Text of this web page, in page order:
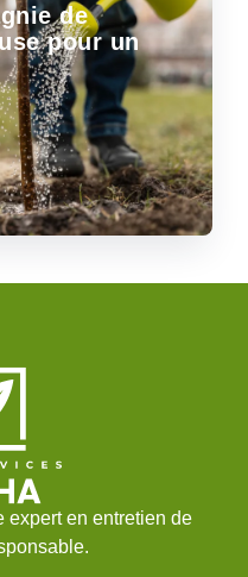
de
pour un
en entretien de